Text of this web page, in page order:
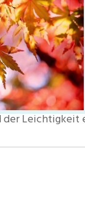
der Leichtigkeit